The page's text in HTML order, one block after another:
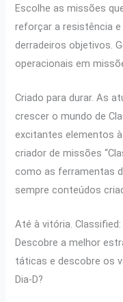
Escolhe as missões
reforçar a resistência
derradeiros objetivos.
operacionais em
Criado para durar. As
crescer o mundo de
excitantes elementos
criador de missões
como as ferramentas
sempre conteúdos
Até à vitória.
Descobre a melhor
táticas e descobre os
Dia-D?